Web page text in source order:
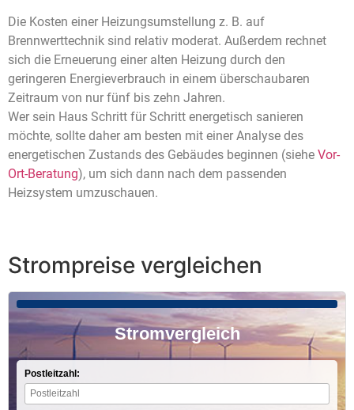
Die Kosten einer Heizungsumstellung z. B. auf
Brennwerttechnik sind relativ moderat. Außerdem rechnet
sich die Erneuerung einer alten Heizung durch den
geringeren Energieverbrauch in einem überschaubaren
Zeitraum von nur fünf bis zehn Jahren.
Wer sein Haus Schritt für Schritt energetisch sanieren
möchte, sollte daher am besten mit einer Analyse des
energetischen Zustands des Gebäudes beginnen (siehe Vor-
Ort-Beratung), um sich dann nach dem passenden
Heizsystem umzuschauen.
Strompreise vergleichen
Stromvergleich
Postleitzahl: